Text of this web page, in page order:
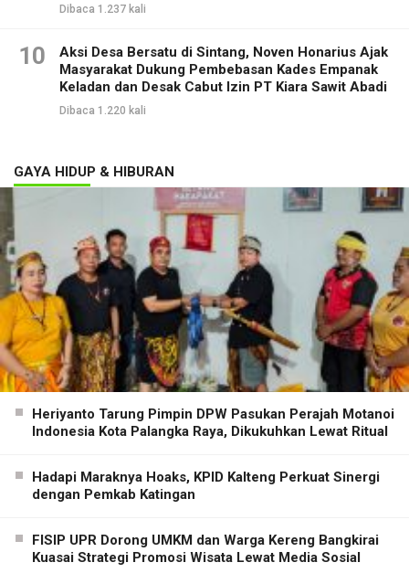
Dibaca 1.237 kali
10
Aksi Desa Bersatu di Sintang, Noven Honarius Ajak
Masyarakat Dukung Pembebasan Kades Empanak
Keladan dan Desak Cabut Izin PT Kiara Sawit Abadi
Dibaca 1.220 kali
GAYA HIDUP & HIBURAN
Heriyanto Tarung Pimpin DPW Pasukan Perajah Motanoi
Indonesia Kota Palangka Raya, Dikukuhkan Lewat Ritual
Hadapi Maraknya Hoaks, KPID Kalteng Perkuat Sinergi
dengan Pemkab Katingan
FISIP UPR Dorong UMKM dan Warga Kereng Bangkirai
Kuasai Strategi Promosi Wisata Lewat Media Sosial